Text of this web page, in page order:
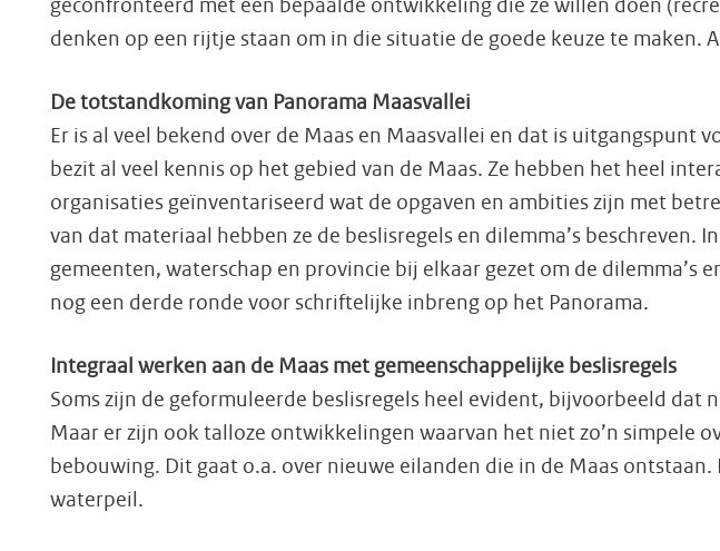
geconfronteerd met een bepaalde ontwikkeling die ze willen doen
denken op een rijtje staan om in die situatie de goede keuze te maken.
De totstandkoming van Panorama Maasvallei
Er is al veel bekend over de Maas en Maasvallei en dat is
bezit al veel kennis op het gebied van de Maas. Ze hebben het heel
organisaties geïnventariseerd wat de opgaven en ambities zijn met
van dat materiaal hebben ze de beslisregels en dilemma’s
gemeenten, waterschap en provincie bij elkaar gezet om de dilemma’s
nog een derde ronde voor schriftelijke inbreng op het Panorama.
Integraal werken aan de Maas met gemeenschappelijke beslisregels
Soms zijn de geformuleerde beslisregels heel evident, bijvoorbeeld
Maar er zijn ook talloze ontwikkelingen waarvan het niet zo’n simpele
bebouwing. Dit gaat o.a. over nieuwe eilanden die in de Maas
waterpeil.